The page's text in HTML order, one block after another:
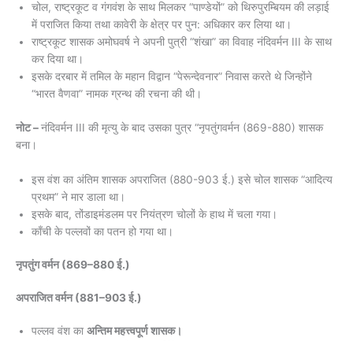
चोल, राष्ट्रकूट व गंगवंश के साथ मिलकर “पाण्डेयों” को थिरुपुरम्बियम की लड़ाई
में पराजित किया तथा कावेरी के क्षेत्र पर पुन: अधिकार कर लिया था।
राष्ट्रकूट शासक अमोघवर्ष ने अपनी पुत्री “शंखा” का विवाह नंदिवर्मन III के साथ
कर दिया था।
इसके दरबार में तमिल के महान विद्वान “पेरून्देवनार” निवास करते थे जिन्होंने
“भारत वैणवा” नामक ग्रन्थ की रचना की थी।
नोट –नंदिवर्मन III की मृत्यु के बाद उसका पुत्र “नृपतुंगवर्मन (869-880) शासक
बना।
इस वंश का अंतिम शासक अपराजित (880-903 ई.) इसे चोल शासक “आदित्य
प्रथम” ने मार डाला था।
इसके बाद, तोंडाइमंडलम पर नियंत्रण चोलों के हाथ में चला गया।
काँची के पल्लवों का पतन हो गया था।
नृपतुंग वर्मन (869–880 ई.)
अपराजित वर्मन (881–903 ई.)
पल्लव वंश का अन्तिम महत्त्वपूर्ण शासक।